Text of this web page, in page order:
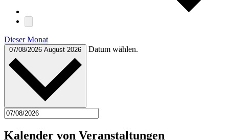
Dieser Monat
07/08/2026 August 2026 Datum wählen.
Kalender von Veranstaltungen